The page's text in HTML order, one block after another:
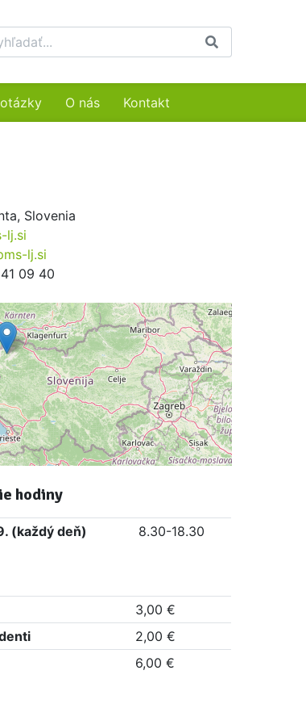
O nás Kontakt
Slovenia
lj.si
lj.si
09 40
hodiny
(každý deň) 8.30-18.30
3,00 €
2,00 €
6,00 €